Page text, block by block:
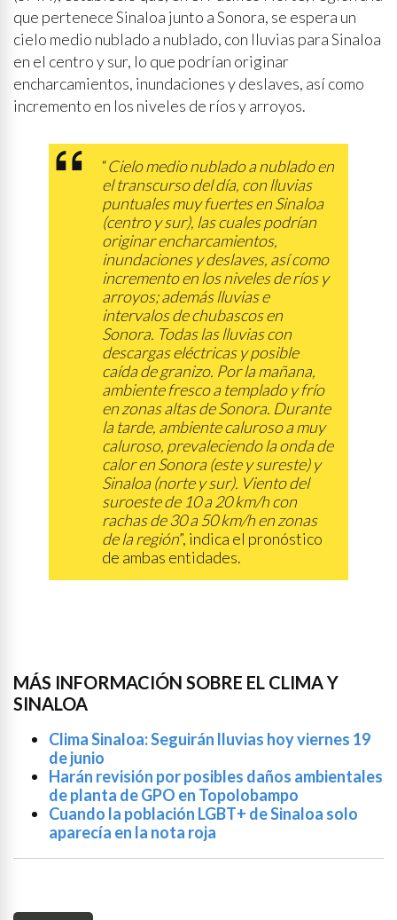
que pertenece Sinaloa junto a Sonora, se espera un
cielo medio nublado a nublado, con lluvias para Sinaloa
en el centro y sur, lo que podrían originar
encharcamientos, inundaciones y deslaves, así como
incremento en los niveles de ríos y arroyos.
“Cielo medio nublado a nublado en
el transcurso del día, con lluvias
puntuales muy fuertes en Sinaloa
(centro y sur), las cuales podrían
originar encharcamientos,
inundaciones y deslaves, así como
incremento en los niveles de ríos y
arroyos; además lluvias e
intervalos de chubascos en
Sonora. Todas las lluvias con
descargas eléctricas y posible
caída de granizo. Por la mañana,
ambiente fresco a templado y frío
en zonas altas de Sonora. Durante
la tarde, ambiente caluroso a muy
caluroso, prevaleciendo la onda de
calor en Sonora (este y sureste) y
Sinaloa (norte y sur). Viento del
suroeste de 10 a 20 km/h con
rachas de 30 a 50 km/h en zonas
de la región”, indica el pronóstico
de ambas entidades.
MÁS INFORMACIÓN SOBRE EL CLIMA Y
SINALOA
Clima Sinaloa: Seguirán lluvias hoy viernes 19
de junio
Harán revisión por posibles daños ambientales
de planta de GPO en Topolobampo
Cuando la población LGBT+ de Sinaloa solo
aparecía en la nota roja